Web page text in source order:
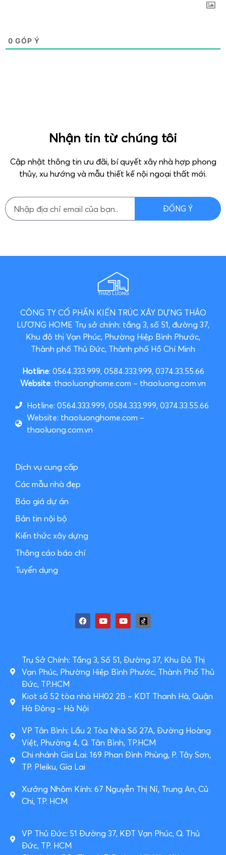
0 GÓP Ý
Nhận tin từ chúng tôi
Cập nhật thông tin ưu đãi, bí quyết xây nhà hợp phong
thủy, xu hướng và mẫu thiết kế nội ngoại thất mới.
ĐỒNG Ý
CÔNG TY CỔ PHẦN KIẾN TRÚC XÂY DỰNG THẢO
LƯƠNG HOME Trụ sở chính: tầng 3, số 51, đường 37,
Khu đô thị Vạn Phúc, Phường Hiệp Bình Phước,
Thành phố Thủ Đức, Thành phố Hồ Chí Minh
Hotline: 0564.333.999, 0584.333.999, 0374.33.55.66
Website: thaoluonghome.com – thaoluong.com.vn
Hotline: 0564.333.999, 0584.333.999, 0374.33.55.66
Website: thaoluonghome.com –
thaoluong.com.vn
Dịch vụ cung cấp
Các mẫu nhà đẹp
Báo giá dự án
Bản tin nội bộ
Kiến thức xây dựng
Thông cáo báo chí
Tuyển dụng
Trụ Sở Chính: Tầng 3, Số 51, Đường 37, Khu Đô Thị
Vạn Phúc, Phường Hiệp Bình Phước, Thành Phố Thủ
Đức, TP.HCM
Kiot số 52 tòa nhà HH02 2B – KDT Thanh Hà, Quận
Hà Đông – Hà Nội
VP Tân Bình: Lầu 2 Tòa Nhà Số 27A, Đường Hoàng
Việt, Phường 4, Q. Tân Bình, TP.HCM
Chi nhánh Gia Lai: 169 Phan Đình Phùng, P. Tây Sơn,
TP. Pleiku, Gia Lai
Xưởng Nhôm Kính: 67 Nguyễn Thị Nỉ, Trung An, Củ
Chi, TP. HCM
VP Thủ Đức: 51 Đường 37, KĐT Vạn Phúc, Q. Thủ
Đức, TP. HCM